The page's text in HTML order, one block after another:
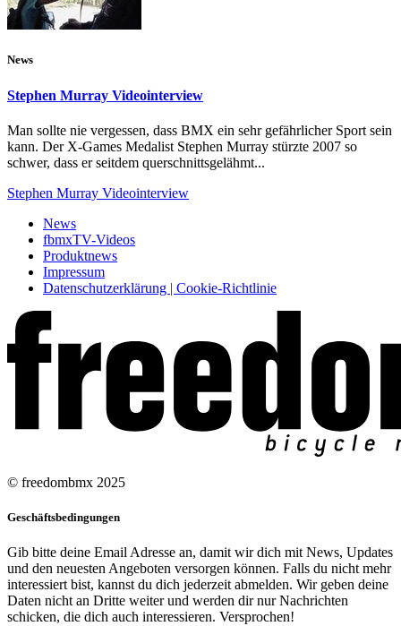
News
Stephen Murray Videointerview
Man sollte nie vergessen, dass BMX ein sehr gefährlicher Sport sein
kann. Der X-Games Medalist Stephen Murray stürzte 2007 so
schwer, dass er seitdem querschnittsgelähmt...
Stephen Murray Videointerview
News
fbmxTV-Videos
Produktnews
Impressum
Datenschutzerklärung | Cookie-Richtlinie
© freedombmx 2025
Geschäftsbedingungen
Gib bitte deine Email Adresse an, damit wir dich mit News, Updates
und den neuesten Angeboten versorgen können. Falls du nicht mehr
interessiert bist, kannst du dich jederzeit abmelden. Wir geben deine
Daten nicht an Dritte weiter und werden dir nur Nachrichten
schicken, die dich auch interessieren. Versprochen!